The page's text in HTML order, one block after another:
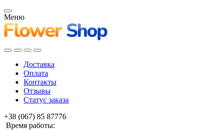
Меню
Доставка
Оплата
Контакты
Отзывы
Статус заказа
+38 (067) 85 87776
Время работы: